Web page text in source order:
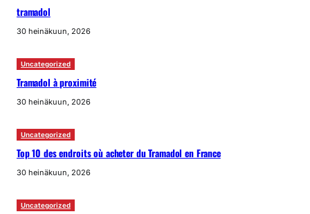
tramadol
30 heinäkuun, 2026
Uncategorized
Tramadol à proximité
30 heinäkuun, 2026
Uncategorized
Top 10 des endroits où acheter du Tramadol en France
30 heinäkuun, 2026
Uncategorized